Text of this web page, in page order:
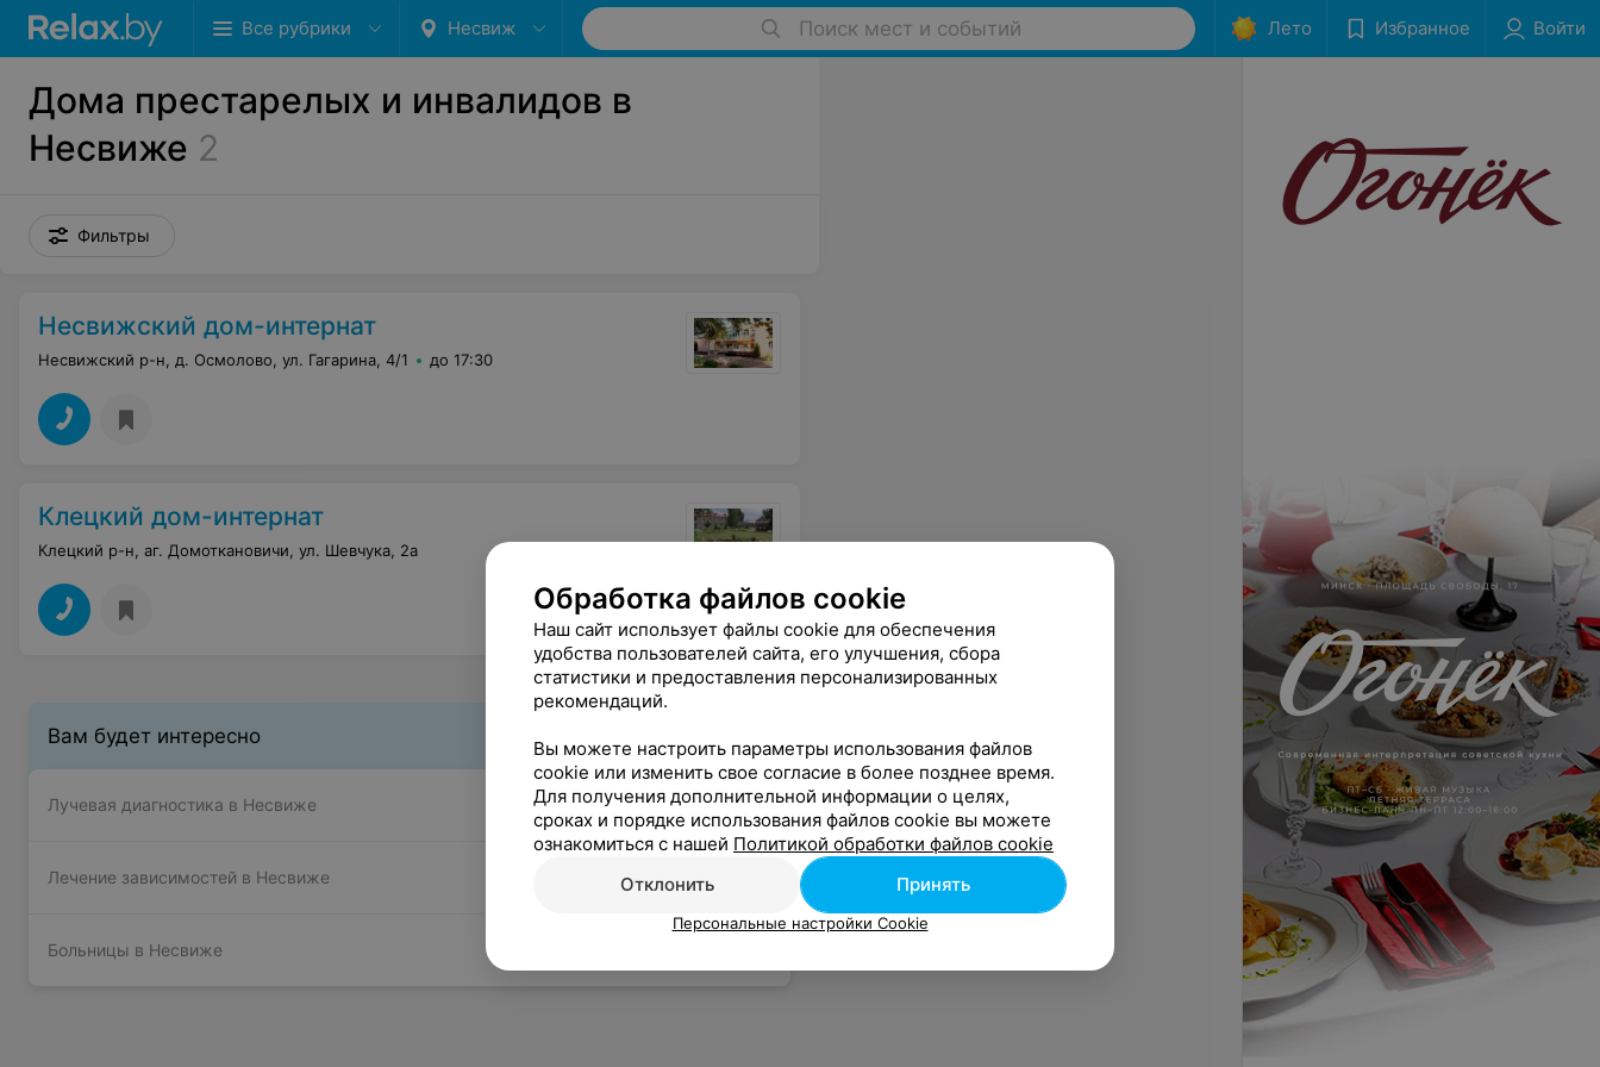
Все рубрики Несвиж Поиск мест и событий Лето Избранное Войти
Дома престарелых и инвалидов в
Несвиже 2
Фильтры
Несвижский дом-интернат
Несвижский р-н, д. Осмолово, ул. Гагарина, 4/1 до 17:30
Клецкий дом-интернат
Клецкий р-н, аг. Домоткановичи, ул. Шевчука, 2а
Вам будет интересно
Лучевая диагностика в Несвиже
Лечение зависимостей в Несвиже
Больницы в Несвиже
Обработка файлов cookie
Наш сайт использует файлы cookie для обеспечения
удобства пользователей сайта, его улучшения, сбора
статистики и предоставления персонализированных
рекомендаций.
Вы можете настроить параметры использования файлов
cookie или изменить свое согласие в более позднее время.
Для получения дополнительной информации о целях,
сроках и порядке использования файлов cookie вы можете
ознакомиться с нашей Политикой обработки файлов cookie
Отклонить
Принять
Персональные настройки Cookie